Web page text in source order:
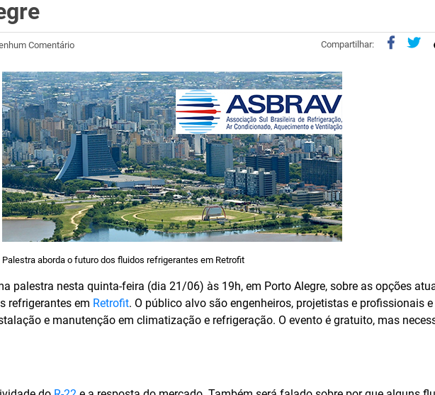
Comentário Compartilhar:
Palestra aborda o futuro dos fluidos refrigerantes em Retrofit
palestra nesta quinta-feira (dia 21/06) às 19h, em Porto Alegre, sobre as opções
refrigerantes em Retrofit. O público alvo são engenheiros, projetistas e profissionais e
e manutenção em climatização e refrigeração. O evento é gratuito, mas